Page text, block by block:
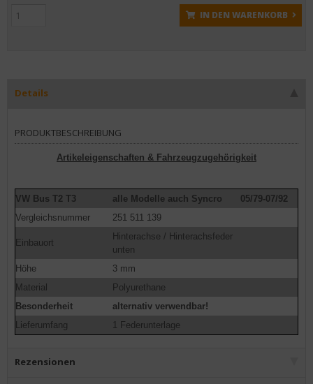
IN DEN WARENKORB
Details
PRODUKTBESCHREIBUNG
Artikeleigenschaften & Fahrzeugzugehörigkeit
VW Bus T2 T3 alle Modelle auch Syncro
05/79-07/92
Vergleichsnummer
251 511 139
Einbauort
Hinterachse / Hinterachsfeder
unten
Höhe
3 mm
Material
Polyurethane
Besonderheit
alternativ verwendbar!
Lieferumfang
1 Federunterlage
Rezensionen